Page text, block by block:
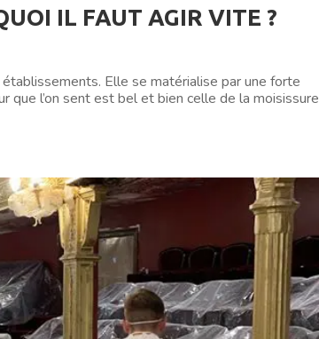
IL FAUT AGIR VITE ?
Elle se matérialise par une forte
que l’on sent est bel et bien celle de la moisissure